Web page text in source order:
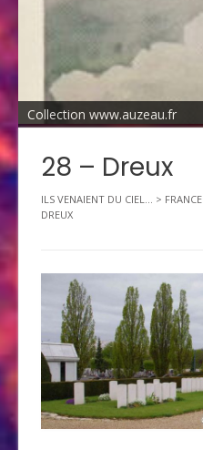
Collection www.auzeau.fr
28 – Dreux
ILS VENAIENT DU CIEL... > FRANCE
DREUX